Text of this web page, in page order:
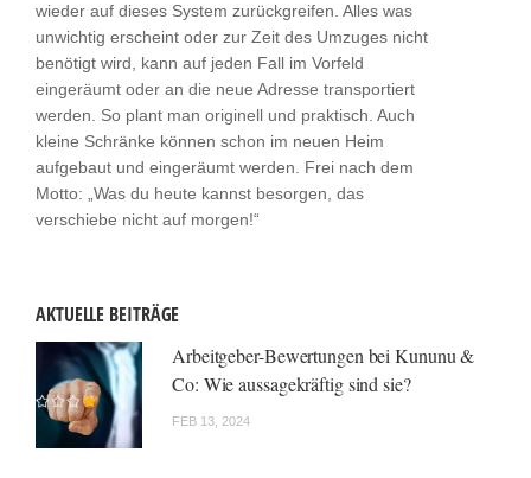
wieder auf dieses System zurückgreifen. Alles was
unwichtig erscheint oder zur Zeit des Umzuges nicht
benötigt wird, kann auf jeden Fall im Vorfeld
eingeräumt oder an die neue Adresse transportiert
werden. So plant man originell und praktisch. Auch
kleine Schränke können schon im neuen Heim
aufgebaut und eingeräumt werden. Frei nach dem
Motto: „Was du heute kannst besorgen, das
verschiebe nicht auf morgen!“
AKTUELLE BEITRÄGE
Arbeitgeber-Bewertungen bei Kununu &
Co: Wie aussagekräftig sind sie?
FEB 13, 2024